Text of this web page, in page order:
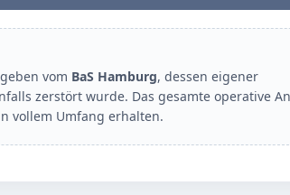
vom BaS Hamburg, dessen eigener
zerstört wurde. Das gesamte operative
vollem Umfang erhalten.